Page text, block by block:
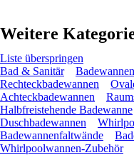
Weitere
Liste überspringen
Bad & Sanitär
Badewannen
Rechteckbadewannen
Achteckbadewannen
Halbfreistehende Badewanne
Duschbadewannen
Badewannenfaltwände
Whirlpoolwannen-Zubehör